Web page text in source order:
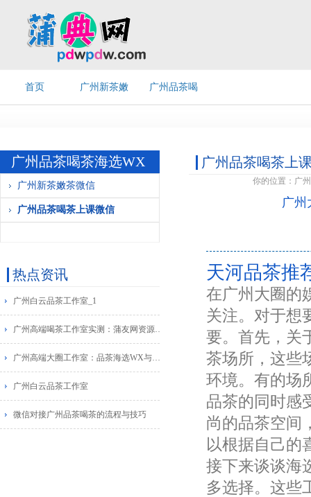
首页 广州新茶嫩 广州品茶喝
广州品茶喝茶海选WX
广州新茶嫩茶微信
广州品茶喝茶上课微信
热点资讯
广州白云品茶工作室_1
广州高端喝茶工作室实测：蒲友网资源与葵花蒲点网对比
广州高端大圈工作室：品茶海选WX与佛山蒲典网广告推荐
广州白云品茶工作室
微信对接广州品茶喝茶的流程与技巧
广州品茶喝茶上
你的位置： 广
广州
天河品茶推
在广州大圈的
关注。对于想
要。首先，关
茶场所，这些
环境。有的场
品茶的同时感
尚的品茶空间
以根据自己的
接下来谈谈海
多选择。这些